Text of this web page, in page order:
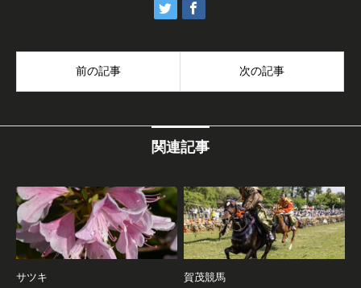
前の記事 次の記事
関連記事
サツキ 賀茂競馬